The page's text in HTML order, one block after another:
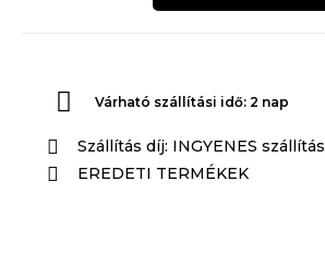
Várható szállítási idő: 2 nap
Szállítás díj: INGYENES szállítás
EREDETI TERMÉKEK